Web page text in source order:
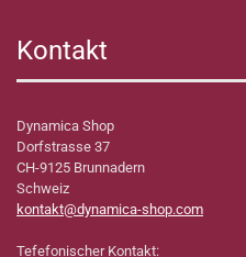
Kontakt
Dynamica Shop
Dorfstrasse 37
CH-9125 Brunnadern
Schweiz
kontakt@dynamica-shop.com
Tefefonischer Kontakt: